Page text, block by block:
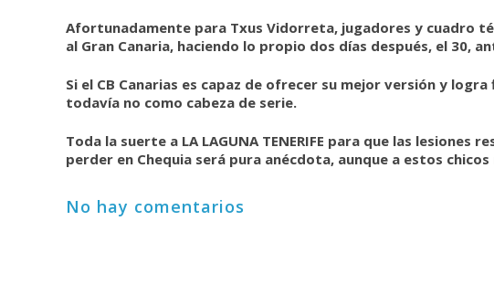
Afortunadamente para Txus Vidorreta, jugadores y cuadro
al Gran Canaria, haciendo lo propio dos días después, el 30,
Si el CB Canarias es capaz de ofrecer su mejor versión y
todavía no como cabeza de serie.
Toda la suerte a LA LAGUNA TENERIFE para que las
perder en Chequia será pura anécdota, aunque a estos
No hay comentarios